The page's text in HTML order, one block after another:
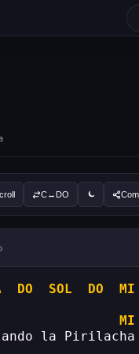
C↔DO
DO SOL DO MI
MI
la Pirilacha